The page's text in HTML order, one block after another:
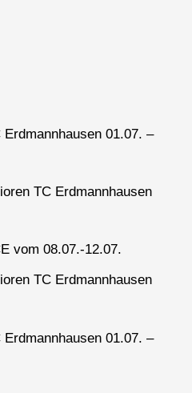
01.07. –
TC Erdmannhausen
vom 08.07.-12.07.
TC Erdmannhausen
01.07. –